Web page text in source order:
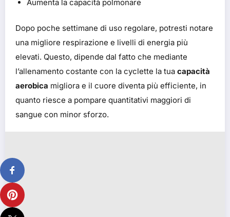
Aumenta la capacità polmonare
Dopo poche settimane di uso regolare, potresti notare
una migliore respirazione e livelli di energia più
elevati. Questo, dipende dal fatto che mediante
l’allenamento costante con la cyclette la tua capacità
aerobica migliora e il cuore diventa più efficiente, in
quanto riesce a pompare quantitativi maggiori di
sangue con minor sforzo.